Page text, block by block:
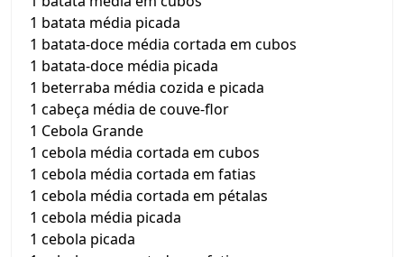
1 batata média picada
1 batata-doce média cortada em cubos
1 batata-doce média picada
1 beterraba média cozida e picada
1 cabeça média de couve-flor
1 Cebola Grande
1 cebola média cortada em cubos
1 cebola média cortada em fatias
1 cebola média cortada em pétalas
1 cebola média picada
1 cebola picada